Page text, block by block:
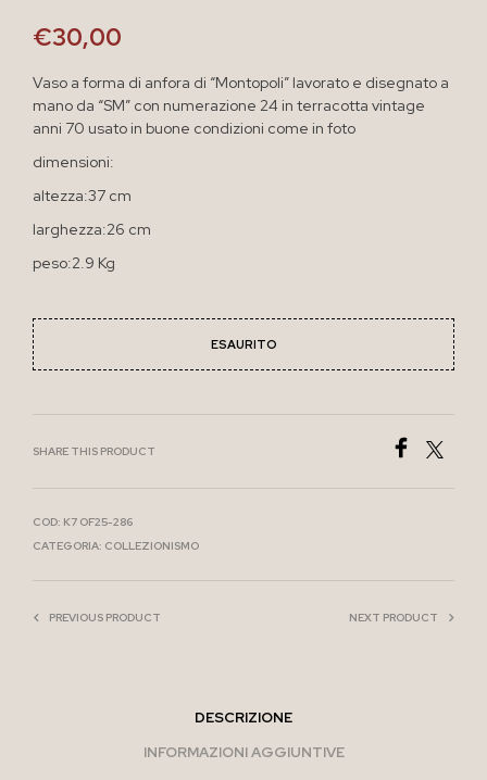
€30,00
Vaso a forma di anfora di “Montopoli” lavorato e disegnato a
mano da “SM” con numerazione 24 in terracotta vintage
anni 70 usato in buone condizioni come in foto
dimensioni:
altezza:37 cm
larghezza:26 cm
peso:2.9 Kg
ESAURITO
SHARE THIS PRODUCT
COD: K7 OF25-286
CATEGORIA: COLLEZIONISMO
PREVIOUS PRODUCT NEXT PRODUCT
DESCRIZIONE
INFORMAZIONI AGGIUNTIVE